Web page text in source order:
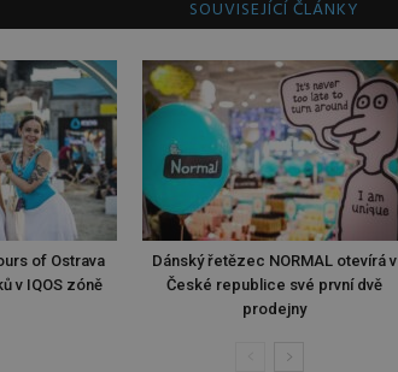
SOUVISEJÍCÍ ČLÁNKY
of Ostrava
v IQOS zóně
Dánský řetězec NORMAL otevírá v
České republice své první dvě
prodejny